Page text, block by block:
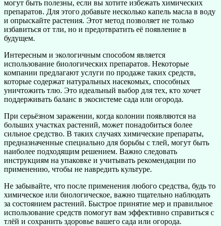
могут быть полезны, если вы хотите избежать химических
препаратов. Для этого добавьте несколько капель масла в воду
и опрыскайте растения. Этот метод позволяет не только
избавиться от тли, но и предотвратить её появление в
будущем.
Интересным и экологичным способом является
использование биологических препаратов. Некоторые
компании предлагают услуги по продаже таких средств,
которые содержат натуральных насекомых, способных
уничтожить тлю. Это идеальный выбор для тех, кто хочет
поддерживать баланс в экосистеме сада или огорода.
При серьёзном заражении, когда колонии появляются на
больших участках растений, может понадобиться более
сильное средство. В таких случаях химические препараты,
предназначенные специально для борьбы с тлей, могут быть
наиболее подходящим решением. Важно следовать
инструкциям на упаковке и учитывать рекомендации по
применению, чтобы не навредить культуре.
Не забывайте, что после применения любого средства, будь то
химическое или биологическое, важно тщательно наблюдать
за состоянием растений. Быстрое принятие мер и правильное
использование средств помогут вам эффективно справиться с
тлёй и сохранить здоровье вашего сада или огорода.